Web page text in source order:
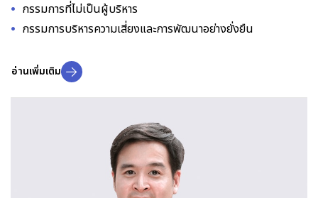
กรรมการที่ไม่เป็นผู้บริหาร
กรรมการบริหารความเสี่ยงและการพัฒนาอย่างยั่งยืน
อ่านเพิ่มเติม